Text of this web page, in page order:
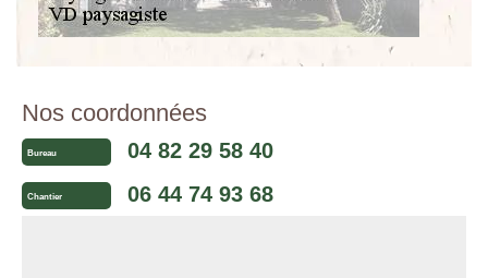
Nos coordonnées
Bureau 04 82 29 58 40
Chantier 06 44 74 93 68